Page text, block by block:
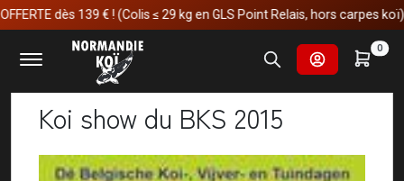
dès 139 € ! (Colis ≤ 29 kg en GLS Point Relais, hors carpes koï)
0
Accueil Actualités Koi show du BKS 2015
Koi show du BKS 2015